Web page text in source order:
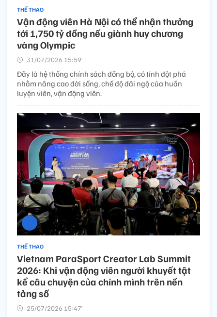
THỂ THAO
Vận động viên Hà Nội có thể nhận thưởng
tới 1,750 tỷ đồng nếu giành huy chương
vàng Olympic
31/07/2026 15:59’
Đây là hệ thống chính sách đồng bộ, có tính đột phá
nhằm nâng cao đời sống, chế độ đãi ngộ của huấn
luyện viên, vận động viên.
THỂ THAO
Vietnam ParaSport Creator Lab Summit
2026: Khi vận động viên người khuyết tật
kể câu chuyện của chính mình trên nền
tảng số
25/07/2026 15:47’